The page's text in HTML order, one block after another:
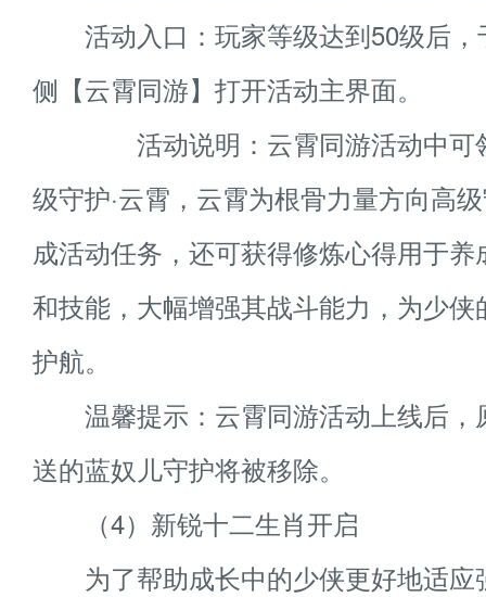
活动入口：玩家等级达到50级后，
侧【云霄同游】打开活动主界面。
活动说明：云霄同游活动中可
级守护·云霄，云霄为根骨力量方向高
成活动任务，还可获得修炼心得用于
和技能，大幅增强其战斗能力，为少
护航。
温馨提示：云霄同游活动上线后，
送的蓝奴儿守护将被移除。
（4）新锐十二生肖开启
为了帮助成长中的少侠更好地适应